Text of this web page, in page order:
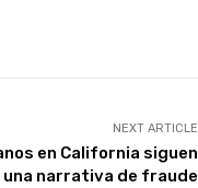
NEXT ARTICLE
en California siguen
una narrativa de fraude